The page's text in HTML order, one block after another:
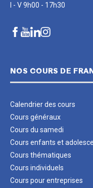
I - V 9h00 - 17h30
NOS COURS DE
Calendrier des cours
Cours généraux
Cours du samedi
Cours enfants et
Cours thématiques
Cours individuels
Cours pour entreprises